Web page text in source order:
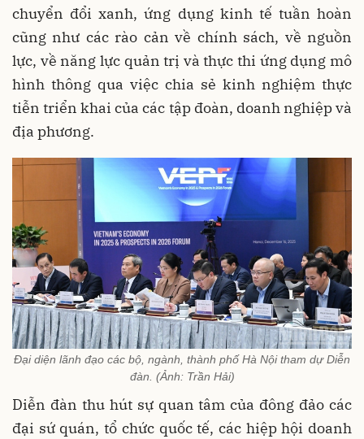
chuyển đổi xanh, ứng dụng kinh tế tuần hoàn
cũng như các rào cản về chính sách, về nguồn
lực, về năng lực quản trị và thực thi ứng dụng mô
hình thông qua việc chia sẻ kinh nghiệm thực
tiễn triển khai của các tập đoàn, doanh nghiệp và
địa phương.
Đại diện lãnh đạo các bộ, ngành, thành phố Hà Nội tham dự Diễn
đàn. (Ảnh: Trần Hải)
Diễn đàn thu hút sự quan tâm của đông đảo các
đại sứ quán, tổ chức quốc tế, các hiệp hội doanh